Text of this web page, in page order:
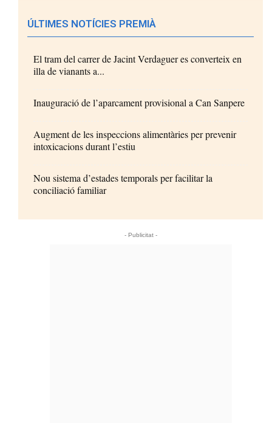
ÚLTIMES NOTÍCIES PREMIÀ
El tram del carrer de Jacint Verdaguer es converteix en
illa de vianants a...
Inauguració de l’aparcament provisional a Can Sanpere
Augment de les inspeccions alimentàries per prevenir
intoxicacions durant l’estiu
Nou sistema d’estades temporals per facilitar la
conciliació familiar
- Publicitat -